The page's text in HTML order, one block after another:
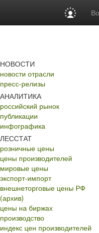
НОВОСТИ
новости отрасли
пресс-релизы
АНАЛИТИКА
российский рынок
публикации
инфографика
ЛЕССТАТ
розничные цены
цены производителей
мировые цены
экспорт-импорт
внешнеторговые цены РФ
(архив)
цены на биржах
производство
индекс цен производителей